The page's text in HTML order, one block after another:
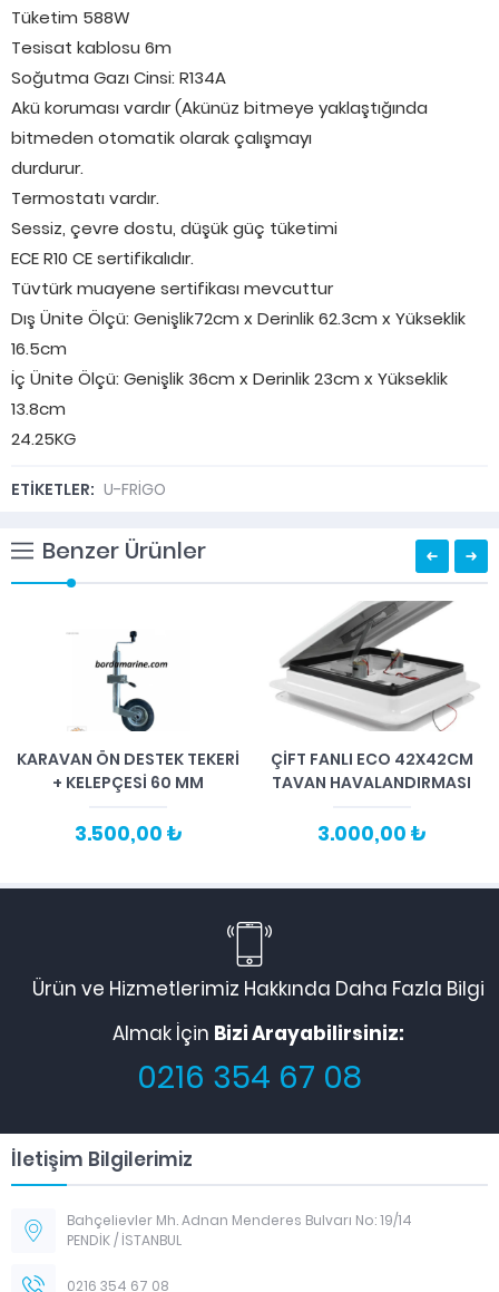
Tüketim 588W
Tesisat kablosu 6m
Soğutma Gazı Cinsi: R134A
Akü koruması vardır (Akünüz bitmeye yaklaştığında
bitmeden otomatik olarak çalışmayı
durdurur.
Termostatı vardır.
Sessiz, çevre dostu, düşük güç tüketimi
ECE R10 CE sertifikalıdır.
Tüvtürk muayene sertifikası mevcuttur
Dış Ünite Ölçü: Genişlik72cm x Derinlik 62.3cm x Yükseklik
16.5cm
İç Ünite Ölçü: Genişlik 36cm x Derinlik 23cm x Yükseklik
13.8cm
24.25KG
ETİKETLER: U-FRİGO
Benzer Ürünler
KARAVAN ÖN DESTEK TEKERİ
+ KELEPÇESİ 60 MM
3.500,00 ₺
ÇIFT FANLI ECO 42X42CM
TAVAN HAVALANDIRMASI
3.000,00 ₺
Ürün ve Hizmetlerimiz Hakkında Daha Fazla Bilgi
Almak İçin Bizi Arayabilirsiniz:
0216 354 67 08
İletişim Bilgilerimiz
Bahçelievler Mh. Adnan Menderes Bulvarı No: 19/14
PENDİK / İSTANBUL
0216 354 67 08